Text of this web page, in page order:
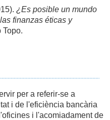
¿Es posible un mundo
finanzas éticas y
Topo.
per a referir-se a
i de l'eficiència bancària
i l'acomiadament de